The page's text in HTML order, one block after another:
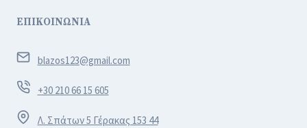
ΕΠΙΚΟΙΝΩΝΙΑ
blazos123@gmail.com
+30 210 66 15 605
Λ. Σπάτων 5 Γέρακας 153 44